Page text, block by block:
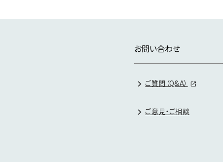
お問い合わせ
ご質問（Q&A）
ご意見・ご相談